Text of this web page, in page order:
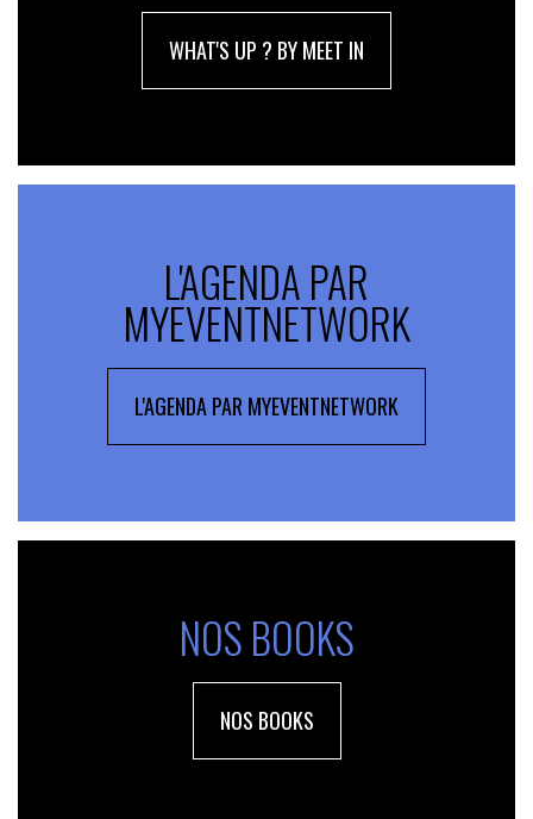
WHAT'S UP ? BY MEET IN
L'AGENDA PAR
MYEVENTNETWORK
L'AGENDA PAR MYEVENTNETWORK
NOS BOOKS
NOS BOOKS